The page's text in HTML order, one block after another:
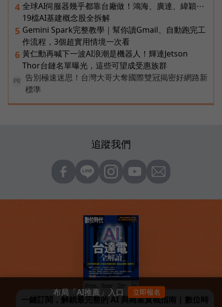
4 全球AI伺服器幾乎都靠台廠做！鴻海、廣達、緯穎⋯
19檔AI基建概念股全拆解
5 Gemini Spark完整教學｜幫你讀Gmail、自動跑完工
作流程，3個超實用情境一次看
6 黃仁勳再喊下一波AI浪潮是機器人！輝達Jetson
Thor台鏈名單曝光，這些可望成受惠族群
PR
告別極速迷思！台灣大哥大奪國際雙冠揭密好網路新
標準
追蹤我們
一鍵訂閱，解鎖最完整的 AI 與商業實戰指南 | 數位時
布局「AI推薦」入口 立即報名